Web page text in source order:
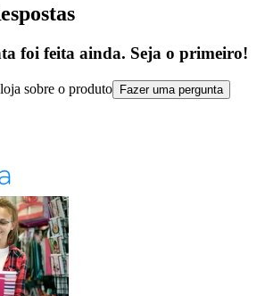
foi feita ainda. Seja o primeiro!
sobre o produto Fazer uma pergunta